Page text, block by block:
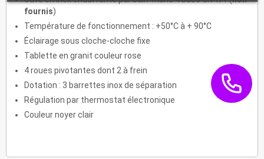
fournis)
Température de fonctionnement : +50°C à + 90°C
Éclairage sous cloche-cloche fixe
Tablette en granit couleur rose
4 roues pivotantes dont 2 à frein
Dotation : 3 barrettes inox de séparation
Régulation par thermostat électronique
Couleur noyer clair